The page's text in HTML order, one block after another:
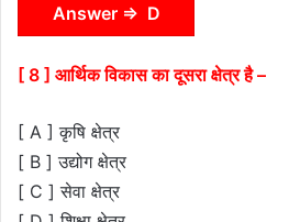
Answer ⇒ D
[ 8 ] आर्थिक विकास का दूसरा क्षेत्र है –
[ A ] कृषि क्षेत्र
[ B ] उद्योग क्षेत्र
[ C ] सेवा क्षेत्र